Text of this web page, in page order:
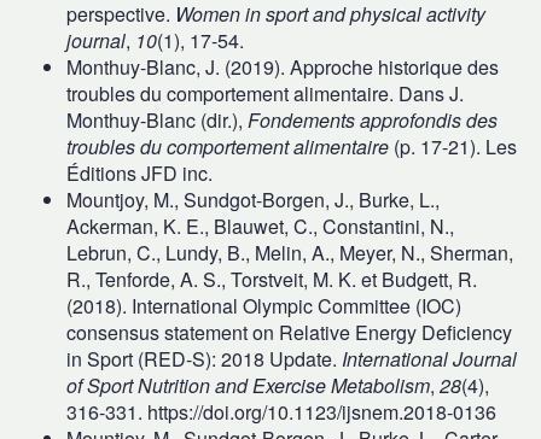
perspective. Women in sport and physical activity
journal, 10(1), 17-54.
Monthuy-Blanc, J. (2019). Approche historique des
troubles du comportement alimentaire. Dans J.
Monthuy-Blanc (dir.), Fondements approfondis des
troubles du comportement alimentaire (p. 17-21). Les
Éditions JFD inc.
Mountjoy, M., Sundgot-Borgen, J., Burke, L.,
Ackerman, K. E., Blauwet, C., Constantini, N.,
Lebrun, C., Lundy, B., Melin, A., Meyer, N., Sherman,
R., Tenforde, A. S., Torstveit, M. K. et Budgett, R.
(2018). International Olympic Committee (IOC)
consensus statement on Relative Energy Deficiency
in Sport (RED-S): 2018 Update. International Journal
of Sport Nutrition and Exercise Metabolism, 28(4),
316‑331. https://doi.org/10.1123/ijsnem.2018-0136